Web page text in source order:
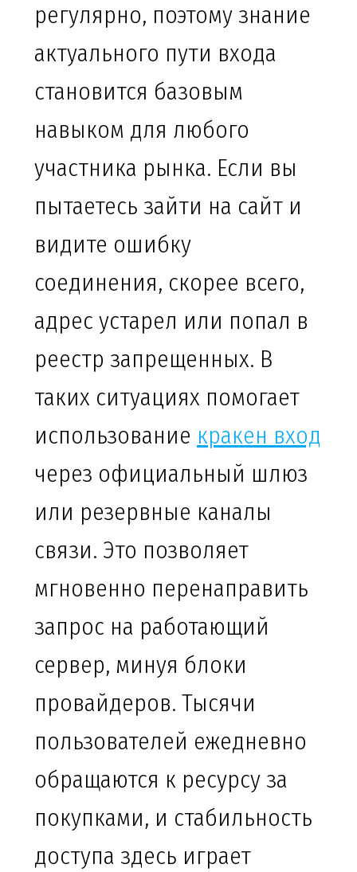
регулярно, поэтому знание
актуального пути входа
становится базовым
навыком для любого
участника рынка. Если вы
пытаетесь зайти на сайт и
видите ошибку
соединения, скорее всего,
адрес устарел или попал в
реестр запрещенных. В
таких ситуациях помогает
использование кракен вход
через официальный шлюз
или резервные каналы
связи. Это позволяет
мгновенно перенаправить
запрос на работающий
сервер, минуя блоки
провайдеров. Тысячи
пользователей ежедневно
обращаются к ресурсу за
покупками, и стабильность
доступа здесь играет